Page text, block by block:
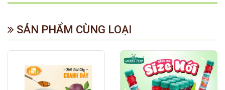
SẢN PHẨM CÙNG LOẠI